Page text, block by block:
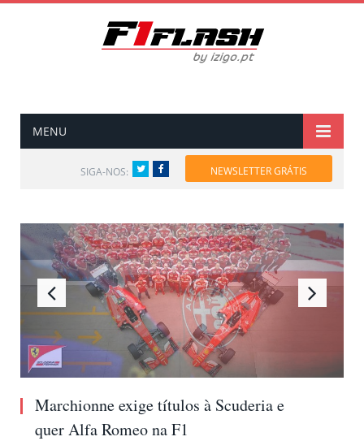
MENU
SIGA-NOS: TwitterFacebook NEWSLETTER GRÁTIS
Marchionne exige títulos à Scuderia e
quer Alfa Romeo na F1